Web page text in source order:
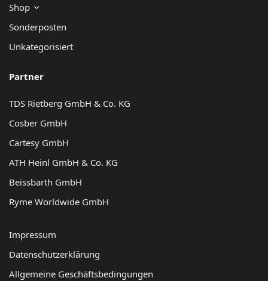
Shop
Sonderposten
Unkategorisiert
Partner
TDS Rietberg GmbH & Co. KG
Cosber GmbH
Cartesy GmbH
ATH Heinl GmbH & Co. KG
Beissbarth GmbH
Ryme Worldwide GmbH
Impressum
Datenschutzerklärung
Allgemeine Geschäftsbedingungen